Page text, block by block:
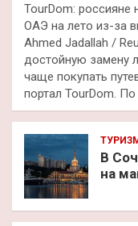
TourDom: россияне
ОАЭ на лето из-за
Ahmed Jadallah /
достойную замену
чаще покупать
портал TourDom.
В
на